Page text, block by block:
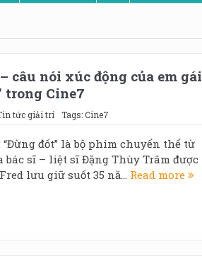
câu nói xúc động của em gái
trong Cine7
tức giải trí Tags:Cine7
đốt” là bộ phim chuyển thể từ
sĩ – liệt sĩ Đặng Thùy Trâm được
lưu giữ suốt 35 nă... Read more